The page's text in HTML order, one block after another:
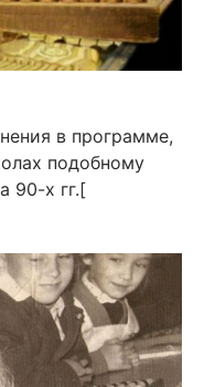
в программе,
подобному
90-х гг.[